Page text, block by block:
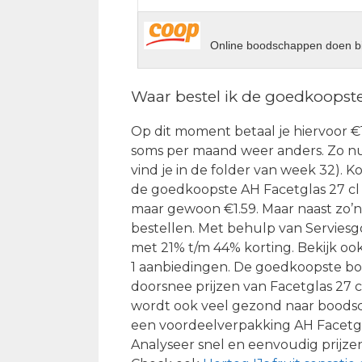
Online boodschappen doen
Waar bestel ik de
Op dit moment betaal je hiervoor
soms per maand weer anders. Zo
vind je in de folder van week 32).
de goedkoopste AH Facetglas 27
maar gewoon €1.59. Maar naast
bestellen. Met behulp van
met 21% t/m 44% korting. Bekijk
1 aanbiedingen. De goedkoopste
doorsnee prijzen van Facetglas 27
wordt ook veel gezond naar
een voordeelverpakking AH
Analyseer snel en eenvoudig